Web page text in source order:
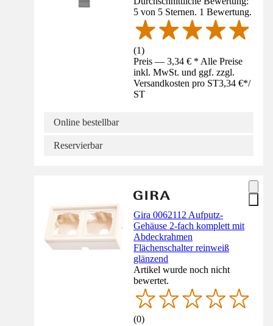
5 von 5 Sternen. 1 Bewertung.
(1)
Preis — 3,34 € * Alle Preise
inkl. MwSt. und ggf. zzgl.
Versandkosten pro ST3,34 €*/
ST
Online bestellbar
Reservierbar
Gira 0062112 Aufputz-
Gehäuse 2-fach komplett mit
Abdeckrahmen
Flächenschalter reinweiß
glänzend
Artikel wurde noch nicht
bewertet.
(0)